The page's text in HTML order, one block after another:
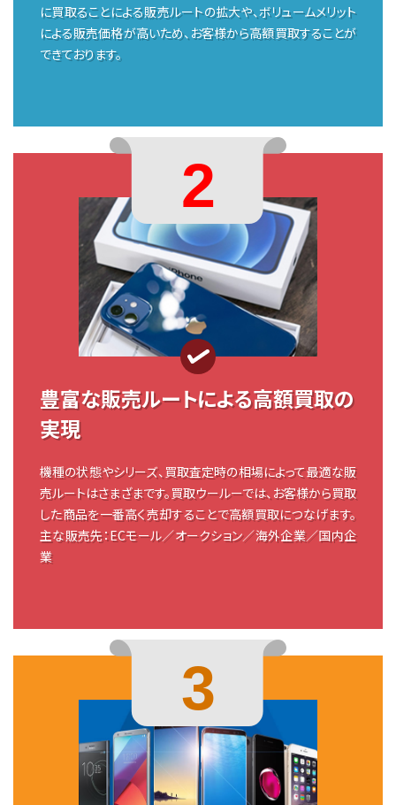
に買取ることによる販売ルートの拡大や、ボリュームメリット
による販売価格が高いため、お客様から高額買取することが
できております。
2
豊富な販売ルートによる高額買取の
実現
機種の状態やシリーズ、買取査定時の相場によって最適な販
売ルートはさまざまです。買取ウールーでは、お客様から買取
した商品を一番高く売却することで高額買取につなげます。
主な販売先：ECモール／オークション／海外企業／国内企
業
3